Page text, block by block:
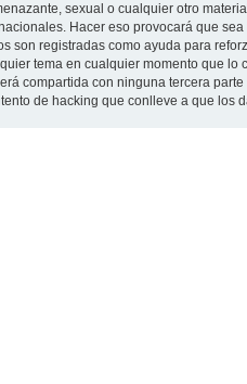
sexual o cualquier otro
Hacer eso provocará que
registradas como ayuda para
tema en cualquier momento que
compartida con ninguna tercera
de hacking que conlleve a que los